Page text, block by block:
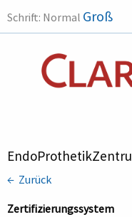
Schrift: Normal Groß
← Zurück
Zertifizierungssystem